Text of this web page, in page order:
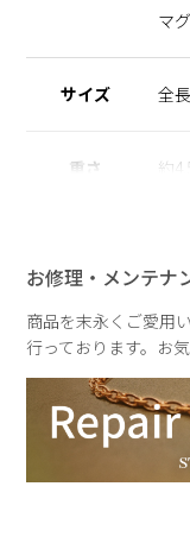
の方でも安心してご
金属製のアクセサリ
ション。
雨粒が静かに落ちる
ージしたデザインが
しっとりとした空気
雨の日さえも、少し
リーズです。
マ
サイズ 全
重さ 約
お修理・メンテナ
商品を末永くご愛用
行っております。お